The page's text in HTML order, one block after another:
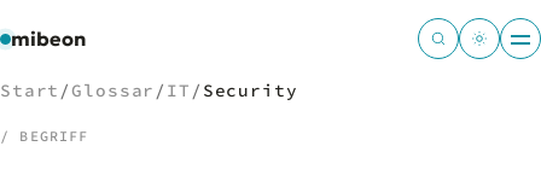
mibeon
Start /Glossar / IT / Security
/ BEGRIFF